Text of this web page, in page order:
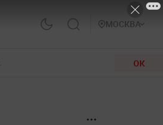
МОСКВА
ОК